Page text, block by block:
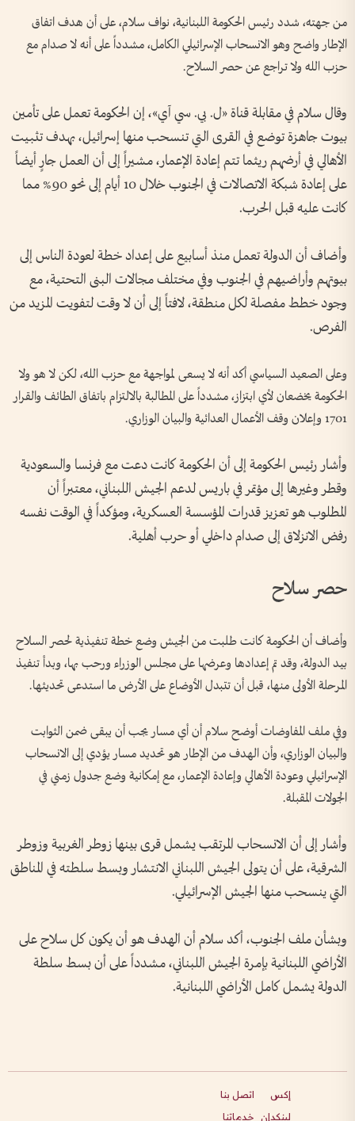
من جهته، شدد رئيس الحكومة اللبنانية، نواف سلام، على أن هدف اتفاق
الإطار واضح وهو الانسحاب الإسرائيلي الكامل، مشدداً على أنه لا صدام مع
حزب الله ولا تراجع عن حصر السلاح.
وقال سلام في مقابلة قناة «ل. بي. سي آي»، إن الحكومة تعمل على تأمين
بيوت جاهزة توضع في القرى التي تنسحب منها إسرائيل، بهدف تثبيت
الأهالي في أرضهم ريثما تتم إعادة الإعمار، مشيراً إلى أن العمل جارٍ أيضاً
على إعادة شبكة الاتصالات في الجنوب خلال 10 أيام إلى نحو 90% مما
كانت عليه قبل الحرب.
وأضاف أن الدولة تعمل منذ أسابيع على إعداد خطة لعودة الناس إلى
بيوتهم وأراضيهم في الجنوب وفي مختلف مجالات البنى التحتية، مع
وجود خطط مفصلة لكل منطقة، لافتاً إلى أن لا وقت لتفويت المزيد من
الفرص.
وعلى الصعيد السياسي أكد أنه لا يسعى لمواجهة مع حزب الله، لكن لا هو ولا
الحكومة يخضعان لأي ابتزاز، مشدداً على المطالبة بالالتزام باتفاق الطائف والقرار
1701 وإعلان وقف الأعمال العدائية والبيان الوزاري.
وأشار رئيس الحكومة إلى أن الحكومة كانت دعت مع فرنسا والسعودية
وقطر وغيرها إلى مؤتمر في باريس لدعم الجيش اللبناني، معتبراً أن
المطلوب هو تعزيز قدرات المؤسسة العسكرية، ومؤكداً في الوقت نفسه
رفض الانزلاق إلى صدام داخلي أو حرب أهلية.
حصر سلاح
وأضاف أن الحكومة كانت طلبت من الجيش وضع خطة تنفيذية لحصر السلاح
بيد الدولة، وقد تم إعدادها وعرضها على مجلس الوزراء ورحب بها، وبدأ تنفيذ
المرحلة الأولى منها، قبل أن تتبدل الأوضاع على الأرض ما استدعى تحديثها.
وفي ملف المفاوضات أوضح سلام أن أي مسار يجب أن يبقى ضمن الثوابت
والبيان الوزاري، وأن الهدف من الإطار هو تحديد مسار يؤدي إلى الانسحاب
الإسرائيلي وعودة الأهالي وإعادة الإعمار، مع إمكانية وضع جدول زمني في
الجولات المقبلة.
وأشار إلى أن الانسحاب المرتقب يشمل قرى بينها زوطر الغربية وزوطر
الشرقية، على أن يتولى الجيش اللبناني الانتشار وبسط سلطته في المناطق
التي ينسحب منها الجيش الإسرائيلي.
وبشأن ملف الجنوب، أكد سلام أن الهدف هو أن يكون كل سلاح على
الأراضي اللبنانية بإمرة الجيش اللبناني، مشدداً على أن بسط سلطة
الدولة يشمل كامل الأراضي اللبنانية.
إكس
لينكدإن
اتصل بنا
خدماتنا